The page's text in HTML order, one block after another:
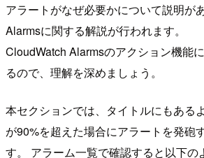
アラートがなぜ必要かについて説明が
Alarmsに関する解説が行われます。
CloudWatch Alarmsのアクション機能
るので、理解を深めましょう。
本セクションでは、タイトルにもある
が90%を超えた場合にアラートを発砲
す。 アラーム一覧で確認すると以下の